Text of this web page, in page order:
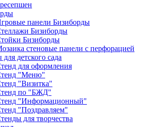
панели Бизиборды
Бизиборды
Бизиборды
стеновые панели с перфорацией
детского сада
для оформления
"Меню"
"Визитка"
по "БЖД"
"Информационный"
"Поздравляем"
для творчества